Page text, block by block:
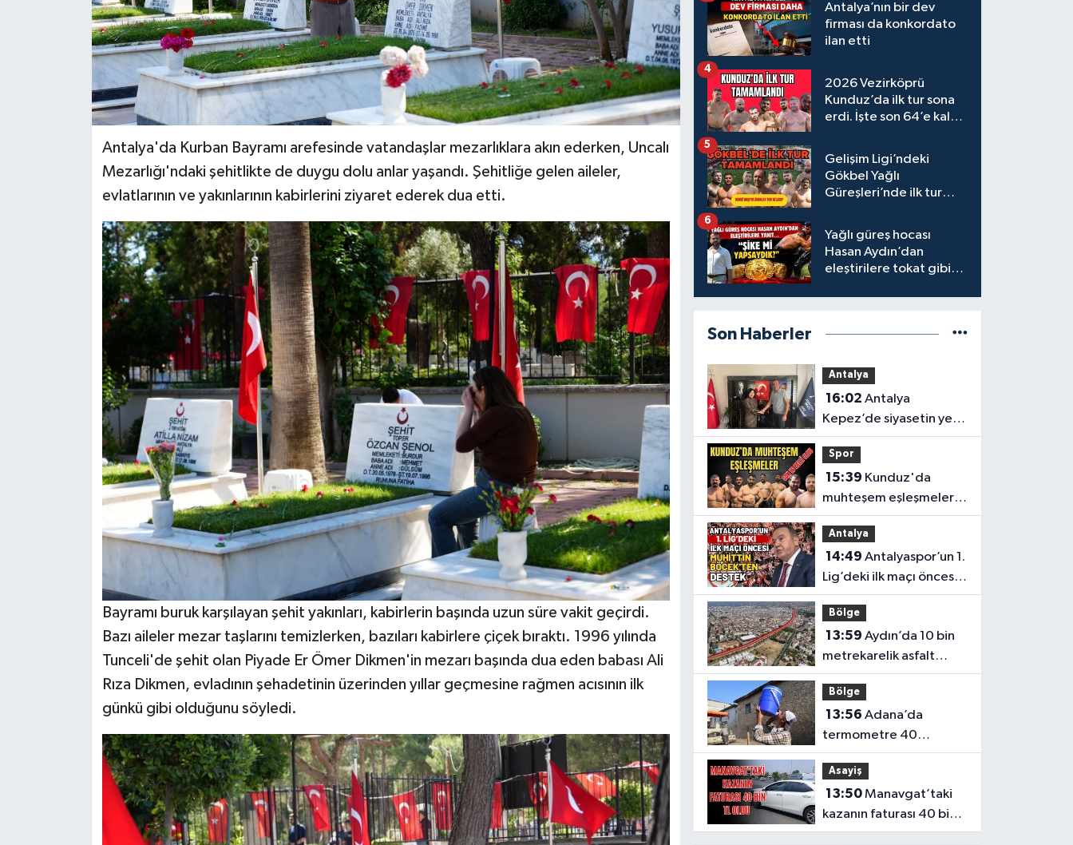
Antalya'da Kurban Bayramı arefesinde vatandaşlar mezarlıklara akın ederken, Uncalı
Mezarlığı'ndaki şehitlikte de duygu dolu anlar yaşandı. Şehitliğe gelen aileler,
evlatlarının ve yakınlarının kabirlerini ziyaret ederek dua etti.
Bayramı buruk karşılayan şehit yakınları, kabirlerin başında uzun süre vakit geçirdi.
Bazı aileler mezar taşlarını temizlerken, bazıları kabirlere çiçek bıraktı. 1996 yılında
Tunceli'de şehit olan Piyade Er Ömer Dikmen'in mezarı başında dua eden babası Ali
Rıza Dikmen, evladının şehadetinin üzerinden yıllar geçmesine rağmen acısının ilk
günkü gibi olduğunu söyledi.
Antalya’nın bir dev
firması da konkordato
ilan etti
2026 Vezirköprü
Kunduz’da ilk tur sona
erdi. İşte son 64’e kalan
4
Gelişim Ligi’ndeki
Gökbel Yağlı
Güreşleri’nde ilk tur
5
Yağlı güreş hocası
Hasan Aydın’dan
eleştirilere tokat gibi
6
Son Haberler
Antalya
16:02
Kepez’de siyasetin yeni
adresi Anahtar Parti
oldu
Spor
15:39
muhteşem eşleşmeler!
Vezirköprü Kunduz’da
nefesler tutuldu, son 16
belli oldu
Antalya
14:49
Lig’deki ilk maçı öncesi
Muhittin Böcek’ten
destek
Bölge
13:59
metrekarelik asfalt
çalışması tamamlandı
Bölge
13:56
termometre 40
dereceyi gösterdi
Asayiş
13:50Manavgat’taki
kazanın faturası 40 bin
TL oldu